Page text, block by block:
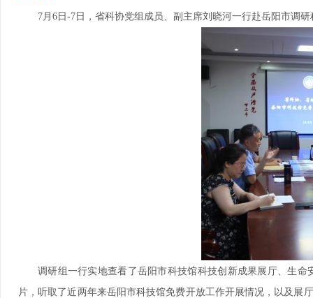
7月6日-7日，省科协党组成员、副主席刘晓河一行赴岳阳市调
调研组一行实地查看了岳阳市科技馆科技创新成果展厅、生
片，听取了近两年来岳阳市科技馆免费开放工作开展情况，以及展